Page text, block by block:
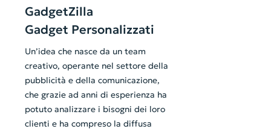
GadgetZilla
Gadget Personalizzati
Un’idea che nasce da un team
creativo, operante nel settore della
pubblicità e della comunicazione,
che grazie ad anni di esperienza ha
potuto analizzare i bisogni dei loro
clienti e ha compreso la diffusa